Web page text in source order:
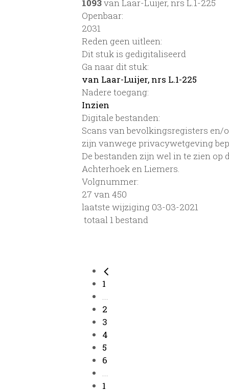
1093van Laar-Luijer, nrs L.1-225
Openbaar:
2031
Reden geen uitleen:
Dit stuk is gedigitaliseerd
Ga naar dit stuk:
van Laar-Luijer, nrs L.1-225
Nadere toegang:
Inzien
Digitale bestanden:
Scans van bevolkingsregisters en/
zijn vanwege privacywetgeving
De bestanden zijn wel in te zien
Achterhoek en Liemers.
Volgnummer:
27 van 450
laatste wijziging 03-03-2021
totaal 1 bestand
1
...
2
3
4
5
6
...
1